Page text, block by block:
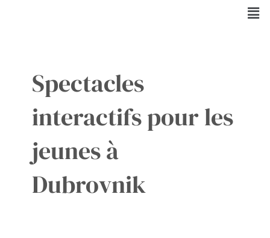
Spectacles
interactifs pour les
jeunes à
Dubrovnik